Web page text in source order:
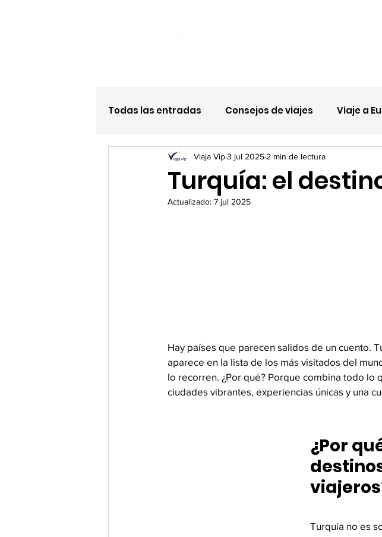
Todas las entradas Consejos de viajes Viaje a
Hotel todo incluido
Turquía: el
Viaja Vip3 jul 2025 2 min de lectura
Actualizado: 7 jul 2025
Hay países que parecen salidos de un cuento.
aparece en la lista de los más visitados del
lo recorren. ¿Por qué? Porque combina todo lo
ciudades vibrantes, experiencias únicas y una
¿Por
Turquía no es